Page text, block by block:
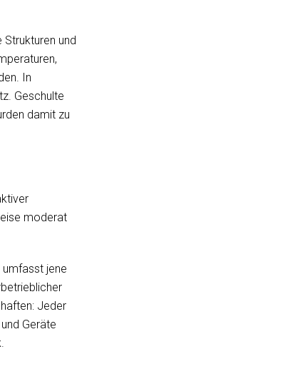
und
In
Geschulte
damit zu
moderat
umfasst jene
Jeder
Geräte